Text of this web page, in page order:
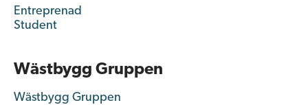
Entreprenad
Student
Wästbygg Gruppen
Wästbygg Gruppen